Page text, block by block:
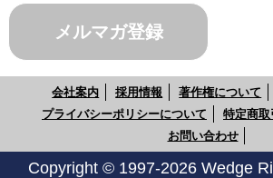
メルマガ登録
会社案内 採用情報 著作権について
プライバシーポリシーについて
特定商
お問い合わせ
Copyright © 1997-2026 Wedge